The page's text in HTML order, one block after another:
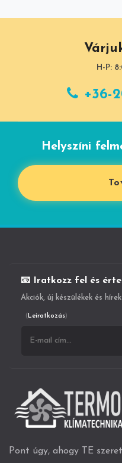
H-P:
+36-
Helyszíni
📧 Iratkozz fel és
Akciók, új készülékek és
(Leiratkozás)
Pont úgy, ahogy TE